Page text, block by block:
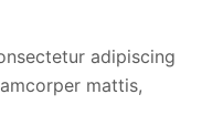
adipiscing
mattis,